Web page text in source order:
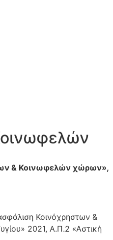
& Κοινωφελών χώρων»,
Κοινόχρηστων &
2021, Α.Π.2 «Αστική